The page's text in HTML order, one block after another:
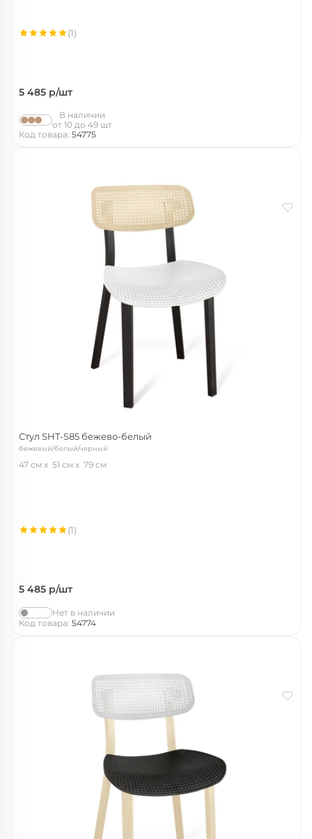
5 485 р/шт
(1)
В наличии
от 10 до 49 шт
Код товара: 54775
Стул SHT-S85 бежево-белый
бежевый/белый/черный
47 см 51 см 79 см
5 485 р/шт
(1)
Нет в наличии
Код товара: 54774